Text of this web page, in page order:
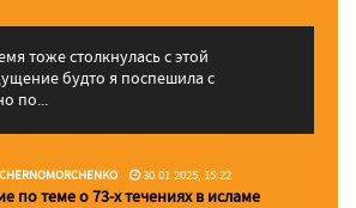
тоже столкнулась с этой
будто я поспешила с
по...
30.01.2025, 15:22
по теме о 73-х течениях в исламе